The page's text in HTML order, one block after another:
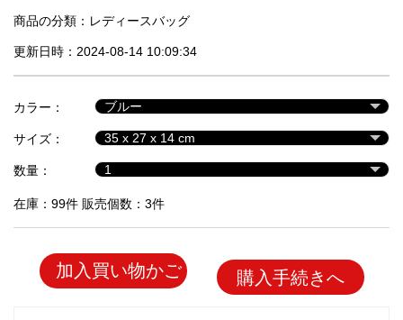
セ
ル
品
商品の分類： レディースバッグ
更新日時：2024-08-14 10:09:34
カラー：
サイズ：
数量：
在庫：99件 販売個数：3件
加入買い物かご 購入手続きへ